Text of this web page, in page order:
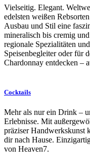
Vielseitig. Elegant.
edelsten weißen
Ausbau und Stil eine
mineralisch bis cremig
regionale Spezialitäten
Speisenbegleiter oder für
Chardonnay entdecken –
Cocktails
Mehr als nur ein Drink –
Erlebnisse. Mit
präziser Handwerkskunst
dir nach Hause.
von Heaven7.